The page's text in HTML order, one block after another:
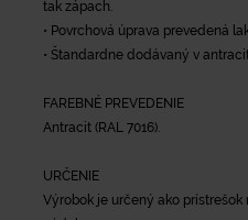
tak zápach.
• Povrchová úprava prevedená
• Štandardne dodávaný v
FAREBNÉ PREVEDENIE
Antracit (RAL 7016).
URČENIE
Výrobok je určený ako